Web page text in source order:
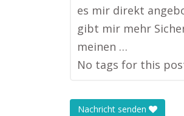
es mir direkt
gibt mir mehr
meinen …
No tags for this
Nachricht senden